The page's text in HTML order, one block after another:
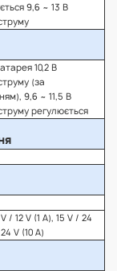
9,6 ~ 13 В
10,2 В
(за
9,6 ~ 11,5 В
регулюється
/ 12 V (1 A), 15 V / 24
V (10 A)